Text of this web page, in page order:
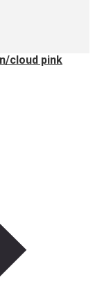
cloud pink